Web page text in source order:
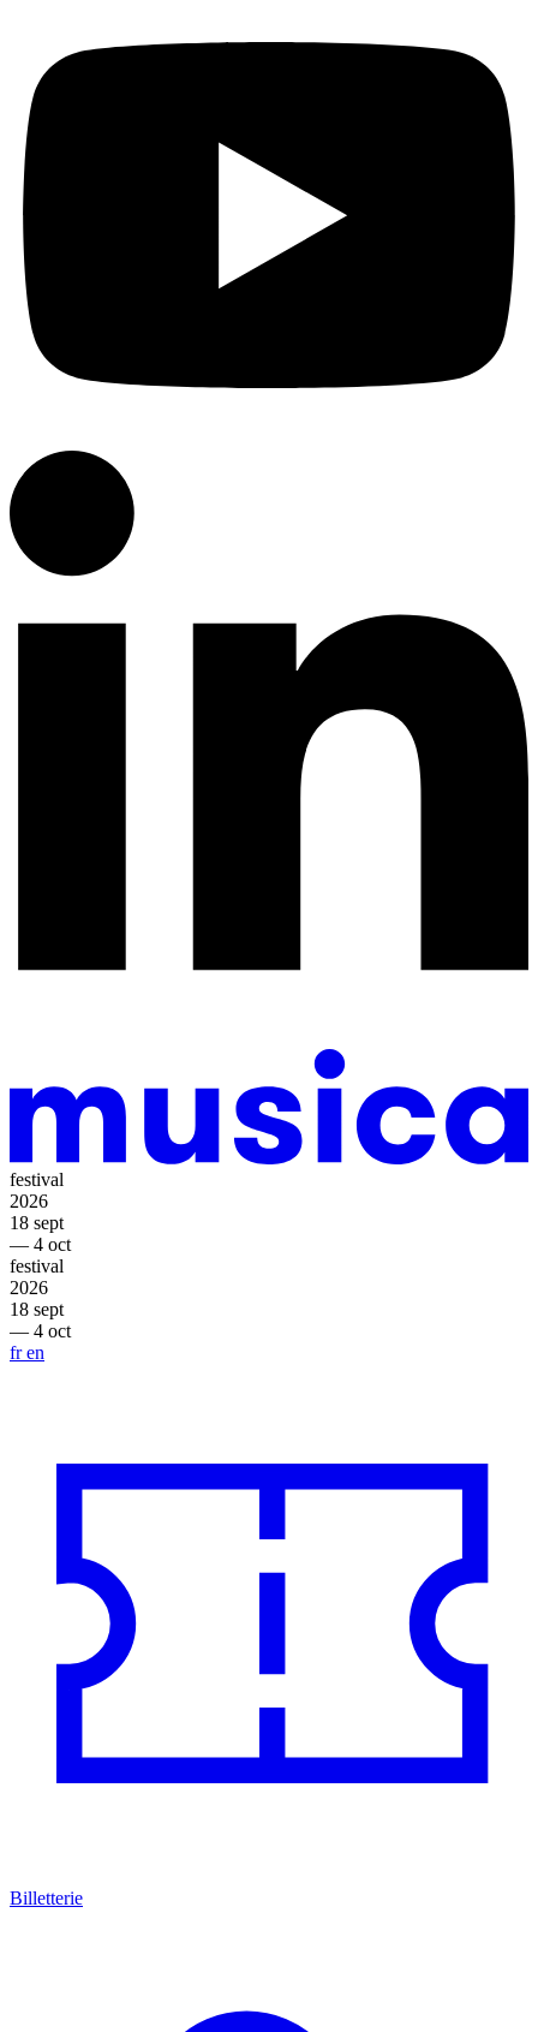
festival
2026
18 sept
— 4 oct
festival
2026
18 sept
— 4 oct
fren
Billetterie